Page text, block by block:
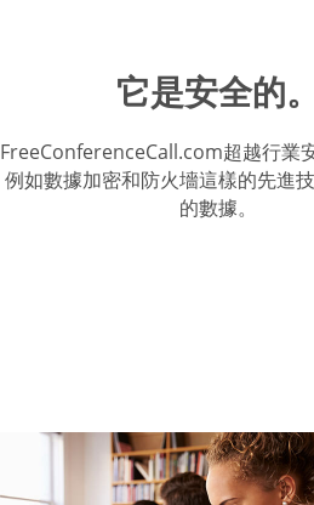
它是安全的。
FreeConferenceCall.com超越行業
例如數據加密和防火墻這樣的先進
的數據。